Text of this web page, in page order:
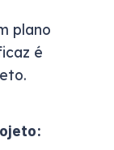
plano
é